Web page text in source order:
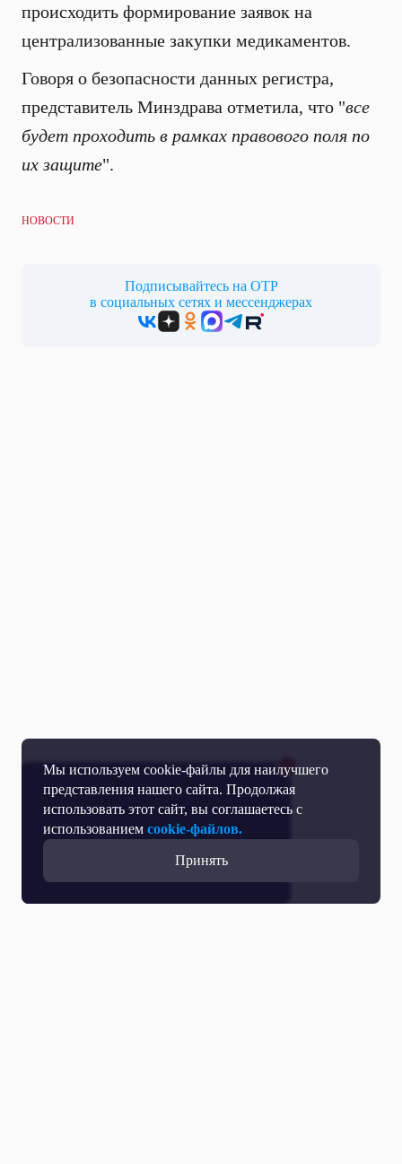
Мы используем cookie-файлы для наилучшего
представления нашего сайта. Продолжая
использовать этот сайт, вы соглашаетесь с
использованием cookie-файлов.
Принять
происходить формирование заявок на
централизованные закупки медикаментов.
Говоря о безопасности данных регистра,
представитель Минздрава отметила, что "все
будет проходить в рамках правового поля по
их защите".
НОВОСТИ
Подписывайтесь на ОТР
в социальных сетях и мессенджерах